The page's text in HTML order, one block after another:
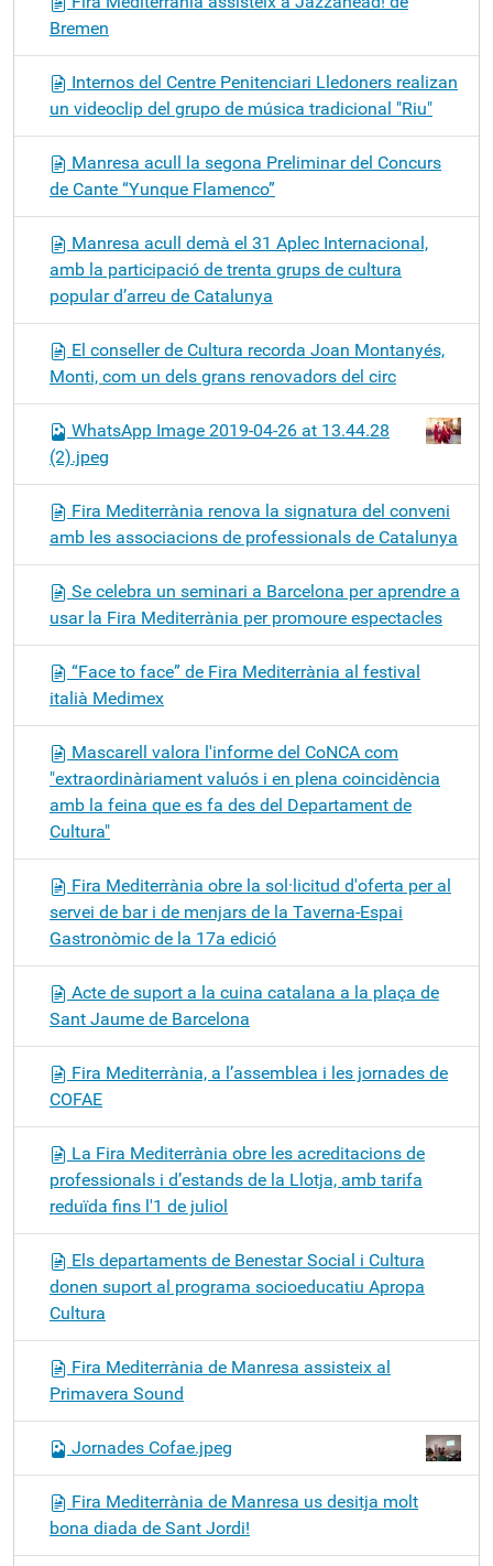
Bremen
Internos del Centre Penitenciari Lledoners realizan
un videoclip del grupo de música tradicional "Riu"
Manresa acull la segona Preliminar del Concurs
de Cante “Yunque Flamenco”
Manresa acull demà el 31 Aplec Internacional,
amb la participació de trenta grups de cultura
popular d’arreu de Catalunya
El conseller de Cultura recorda Joan Montanyés,
Monti, com un dels grans renovadors del circ
WhatsApp Image 2019-04-26 at 13.44.28
(2).jpeg
Fira Mediterrània renova la signatura del conveni
amb les associacions de professionals de Catalunya
Se celebra un seminari a Barcelona per aprendre a
usar la Fira Mediterrània per promoure espectacles
“Face to face” de Fira Mediterrània al festival
italià Medimex
Mascarell valora l'informe del CoNCA com
"extraordinàriament valuós i en plena coincidència
amb la feina que es fa des del Departament de
Cultura"
Fira Mediterrània obre la sol·licitud d'oferta per al
servei de bar i de menjars de la Taverna-Espai
Gastronòmic de la 17a edició
Acte de suport a la cuina catalana a la plaça de
Sant Jaume de Barcelona
Fira Mediterrània, a l’assemblea i les jornades de
COFAE
La Fira Mediterrània obre les acreditacions de
professionals i d’estands de la Llotja, amb tarifa
reduïda fins l'1 de juliol
Els departaments de Benestar Social i Cultura
donen suport al programa socioeducatiu Apropa
Cultura
Fira Mediterrània de Manresa assisteix al
Primavera Sound
Jornades Cofae.jpeg
Fira Mediterrània de Manresa us desitja molt
bona diada de Sant Jordi!